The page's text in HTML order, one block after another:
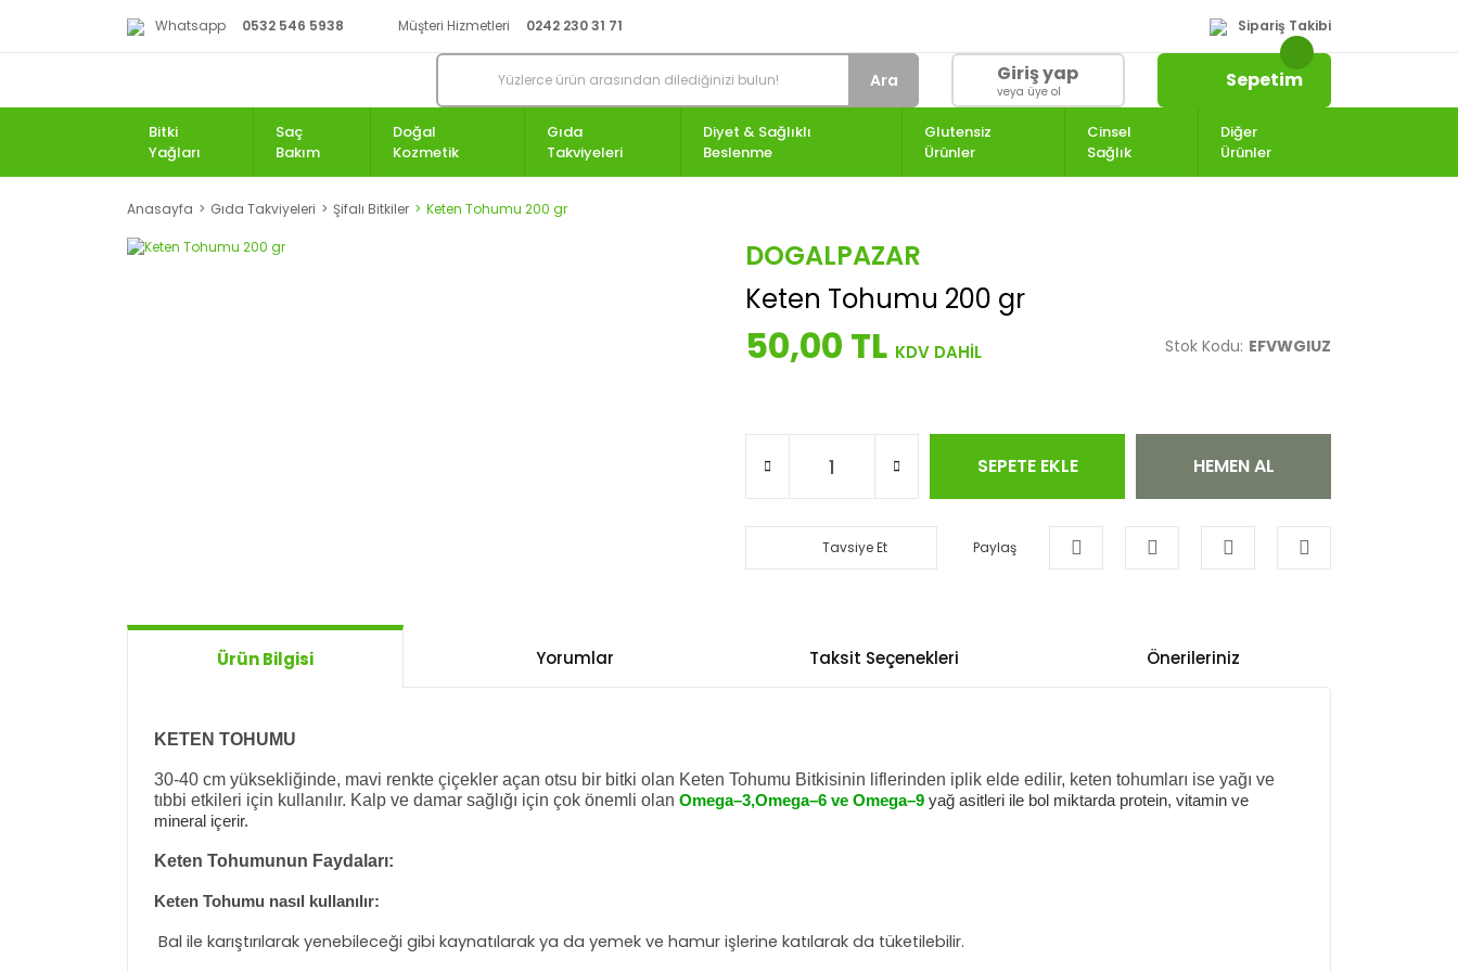
Whatsapp 0532 546 5938 Müşteri Hizmetleri 0242 230 31 71 Sipariş Takibi
Ara Giriş yap
veya üye ol Sepetim
Bitki
Yağları
Saç
Bakım
Doğal
Kozmetik
Gıda
Takviyeleri
Diyet & Sağlıklı
Beslenme
Glutensiz
Ürünler
Cinsel
Sağlık
Diğer
Ürünler
Anasayfa Gıda Takviyeleri Şifalı Bitkiler Keten Tohumu 200 gr
DOGALPAZAR
Keten Tohumu 200 gr
50,00 TL Stok Kodu: EFVWGIUZ
SEPETE EKLE HEMEN AL
Tavsiye Et Paylaş
Ürün Bilgisi Yorumlar Taksit Seçenekleri Önerileriniz
KETEN TOHUMU
30-40 cm yüksekliğinde, mavi renkte çiçekler açan otsu bir bitki olan Keten Tohumu Bitkisinin liflerinden iplik elde edilir, keten tohumları ise yağı ve
tıbbi etkileri için kullanılır. Kalp ve damar sağlığı için çok önemli olan Omega–3,Omega–6 ve Omega–9 yağ asitleri ile bol miktarda protein, vitamin ve
mineral içerir.
Keten Tohumunun Faydaları:
Keten Tohumu nasıl kullanılır:
Bal ile karıştırılarak yenebileceği gibi kaynatılarak ya da yemek ve hamur işlerine katılarak da tüketilebilir.